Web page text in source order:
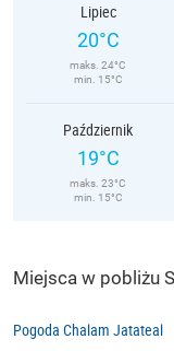
Lipiec
20°C
maks. 24°C
min. 15°C
Październik
19°C
maks. 23°C
min. 15°C
Miejsca w pobliżu
Pogoda Chalam Jatateal